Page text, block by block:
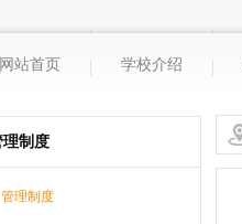
网站首页 学校介绍
理制度
管理制度